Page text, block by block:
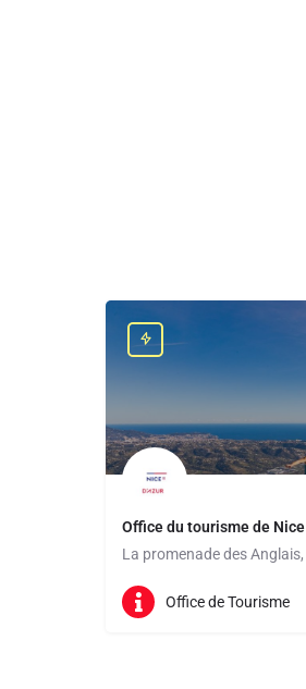
Office du tourisme de Nice
Office de Tourisme